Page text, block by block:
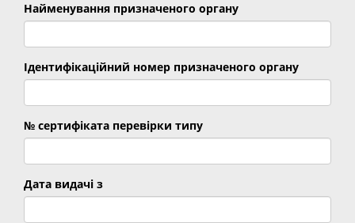
Найменування призначеного органу
Ідентифікаційний номер призначеного органу
№ сертифіката перевірки типу
Дата видачі з